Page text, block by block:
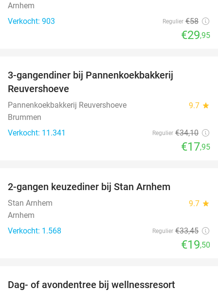
Arnhem
Verkocht: 903
Regulier €58
€29,95
3-gangendiner bij Pannenkoekbakkerij
Reuvershoeve
Pannenkoekbakkerij Reuvershoeve 9.7 star
Brummen
Verkocht: 11.341
Regulier €34,10
€17,95
2-gangen keuzediner bij Stan Arnhem
Stan Arnhem 9.7 star
Arnhem
Verkocht: 1.568
Regulier €33,45
€19,50
Dag- of avondentree bij wellnessresort